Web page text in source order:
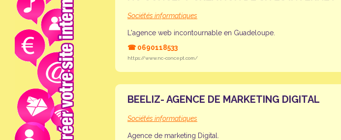
Sociétés informatiques
L'agence web incontournable en Guadeloupe.
☎ 0690118533
https://www.nc-concept.com/
BEELIZ- AGENCE DE MARKETING DIGITAL
Sociétés informatiques
Agence de marketing Digital.